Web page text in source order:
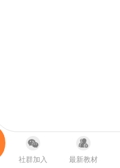
社群加入
最新教材